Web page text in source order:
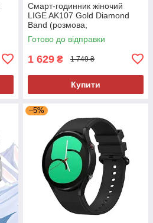
Смарт-годинник жіночий
LIGE AK107 Gold Diamond
Band (розмова,
пульсоксиметр) 2 ремінці
Готово до відправки
1 629 ₴ 1 749 ₴
Купити
–5%